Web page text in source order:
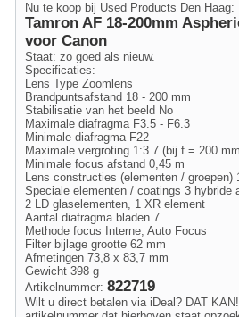
Nu te koop bij Used Products Den Haag:
Tamron AF 18-200mm
voor Canon
Staat: zo goed als nieuw.
Specificaties:
Lens Type Zoomlens
Brandpuntsafstand 18 - 200 mm
Stabilisatie van het beeld No
Maximale diafragma F3.5 - F6.3
Minimale diafragma F22
Maximale vergroting 1:3.7 (bij f = 200
Minimale focus afstand 0,45 m
Lens constructies (elementen / groepen)
Speciale elementen / coatings 3 hybride
2 LD glaselementen, 1 XR element
Aantal diafragma bladen 7
Methode focus Interne, Auto Focus
Filter bijlage grootte 62 mm
Afmetingen 73,8 x 83,7 mm
Gewicht 398 g
Artikelnummer: 822719
Wilt u direct betalen via iDeal? DAT